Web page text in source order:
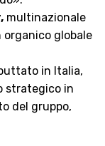
multinazionale
globale
in Italia,
strategico in
del gruppo,